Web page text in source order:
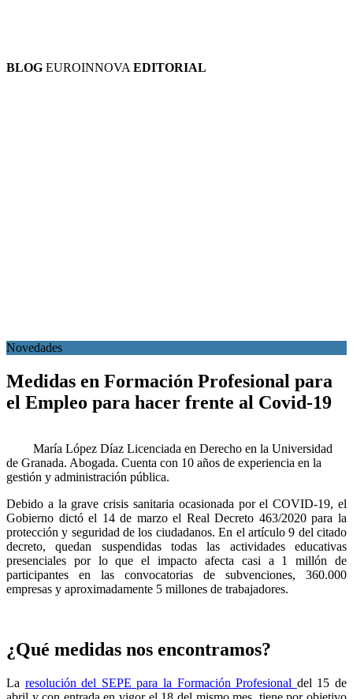
BLOG EUROINNOVA EDITORIAL
Novedades
Medidas en Formación Profesional para
el Empleo para hacer frente al Covid-19
María López Díaz Licenciada en Derecho en la Universidad
de Granada. Abogada. Cuenta con 10 años de experiencia en la
gestión y administración pública.
Debido a la grave crisis sanitaria ocasionada por el COVID-19, el
Gobierno dictó el 14 de marzo el Real Decreto 463/2020 para la
protección y seguridad de los ciudadanos. En el artículo 9 del citado
decreto, quedan suspendidas todas las actividades educativas
presenciales por lo que el impacto afecta casi a 1 millón de
participantes en las convocatorias de subvenciones, 360.000
empresas y aproximadamente 5 millones de trabajadores.
¿Qué medidas nos encontramos?
La resolución del SEPE para la Formación Profesional del 15 de